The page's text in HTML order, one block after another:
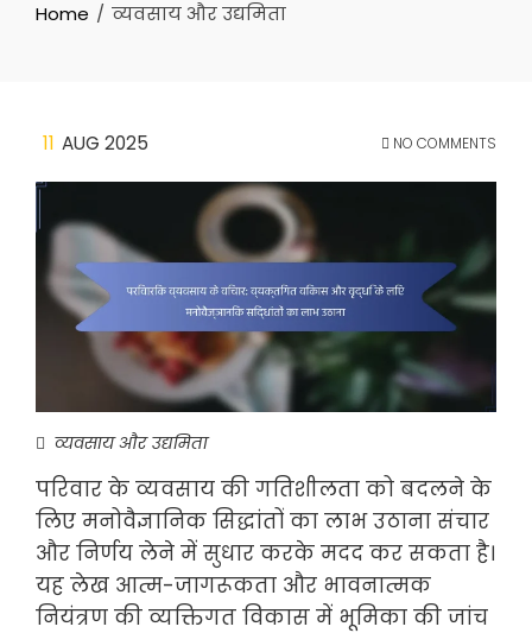
Home व्यवसाय और उद्यमिता
11 AUG 2025 NO COMMENTS
व्यवसाय और उद्यमिता
परिवार के व्यवसाय की गतिशीलता को बदलने के
लिए मनोवैज्ञानिक सिद्धांतों का लाभ उठाना संचार
और निर्णय लेने में सुधार करके मदद कर सकता है।
यह लेख आत्म-जागरूकता और भावनात्मक
नियंत्रण की व्यक्तिगत विकास में भूमिका की जांच